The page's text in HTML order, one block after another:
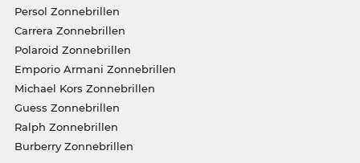
Persol Zonnebrillen
Carrera Zonnebrillen
Polaroid Zonnebrillen
Emporio Armani Zonnebrillen
Michael Kors Zonnebrillen
Guess Zonnebrillen
Ralph Zonnebrillen
Burberry Zonnebrillen